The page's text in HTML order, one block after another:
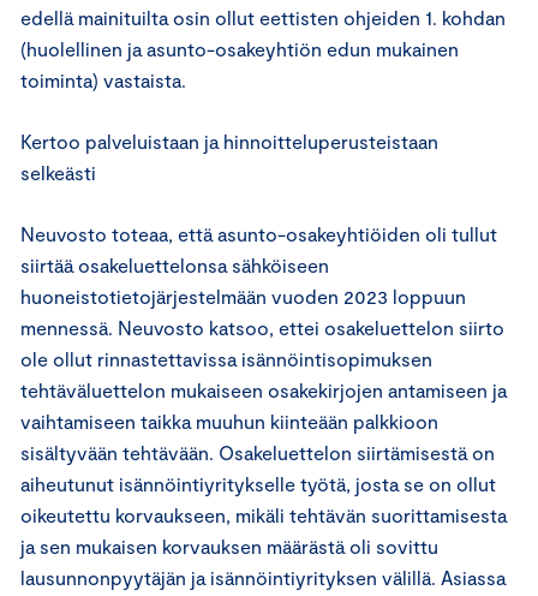
edellä mainituilta osin ollut eettisten ohjeiden 1. kohdan
(huolellinen ja asunto-osakeyhtiön edun mukainen
toiminta) vastaista.
Kertoo palveluistaan ja hinnoitteluperusteistaan
selkeästi
Neuvosto toteaa, että asunto-osakeyhtiöiden oli tullut
siirtää osakeluettelonsa sähköiseen
huoneistotietojärjestelmään vuoden 2023 loppuun
mennessä. Neuvosto katsoo, ettei osakeluettelon siirto
ole ollut rinnastettavissa isännöintisopimuksen
tehtäväluettelon mukaiseen osakekirjojen antamiseen ja
vaihtamiseen taikka muuhun kiinteään palkkioon
sisältyvään tehtävään. Osakeluettelon siirtämisestä on
aiheutunut isännöintiyritykselle työtä, josta se on ollut
oikeutettu korvaukseen, mikäli tehtävän suorittamisesta
ja sen mukaisen korvauksen määrästä oli sovittu
lausunnonpyytäjän ja isännöintiyrityksen välillä. Asiassa